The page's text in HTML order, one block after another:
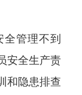
管理不到
安全生产责
和隐患排查